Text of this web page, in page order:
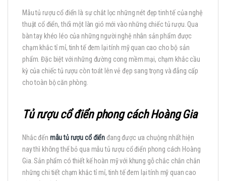
Mẫu tủ rượu cổ điển là sự chắt lọc những nét đẹp tinh tế của nghệ
thuật cổ điển, thổi một làn gió mới vào những chiếc tủ rượu. Qua
bàn tay khéo léo của những người nghệ nhân sản phẩm được
chạm khắc tỉ mỉ, tinh tế đem lại tính mỹ quan cao cho bộ sản
phẩm. Đặc biệt với những đường cong mềm mại, chạm khắc cầu
kỳ của chiếc tủ rượu còn toát lên vẻ đẹp sang trọng và đẳng cấp
cho toàn bộ căn phòng.
Tủ rượu cổ điển phong cách Hoàng Gia
Nhắc đến mẫu tủ rượu cổ điểnđang được ưa chuộng nhất hiện
nay thì không thể bỏ qua mẫu tủ rượu cổ điển phong cách Hoàng
Gia. Sản phẩm có thiết kế hoàn mỹ với khung gỗ chắc chắn chắn
những chi tiết chạm khắc tỉ mỉ, tinh tế đem lại tính mỹ quan cao